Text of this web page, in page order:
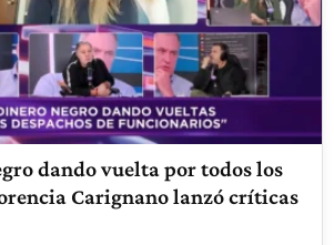
dando vuelta por todos los
Carignano lanzó críticas